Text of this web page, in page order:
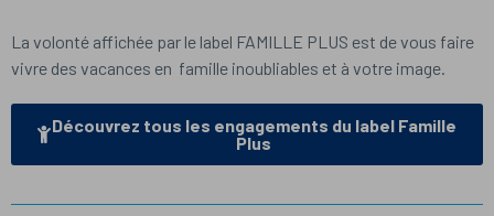
La volonté affichée par le label FAMILLE PLUS est de vous faire
vivre des vacances en famille inoubliables et à votre image.
Découvrez tous les engagements du label Famille
Plus